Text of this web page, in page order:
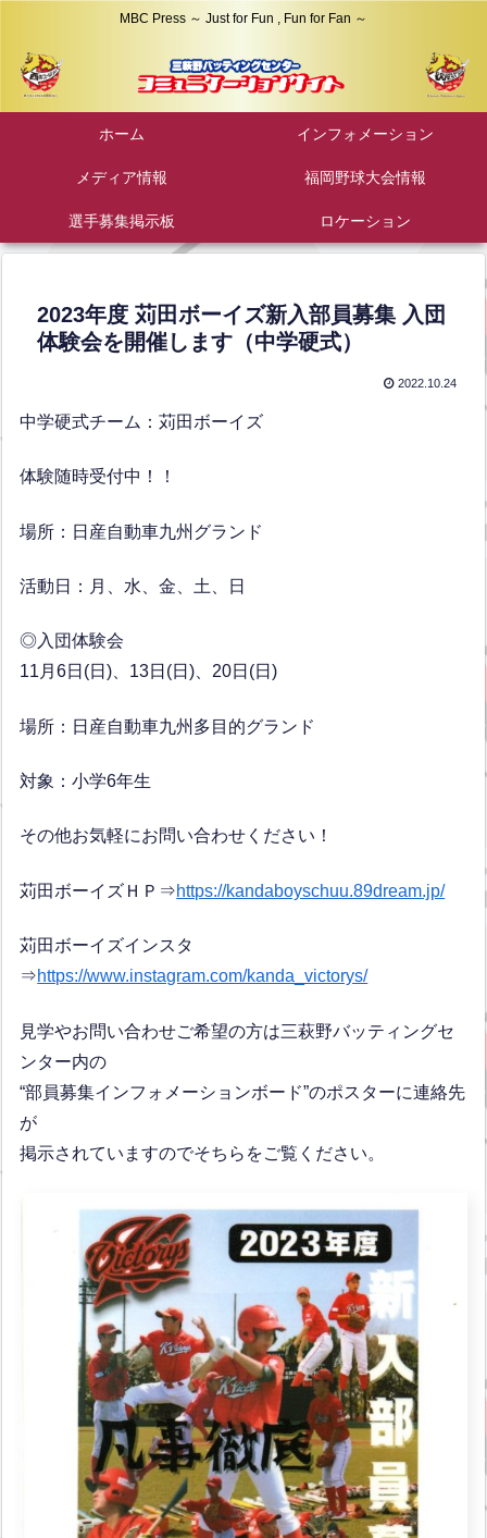
MBC Press ～ Just for Fun , Fun for Fan ～
ホーム インフォメーション
メディア情報 福岡野球大会情報
選手募集掲示板 ロケーション
2023年度 苅田ボーイズ新入部員募集 入団
体験会を開催します（中学硬式）
2022.10.24
中学硬式チーム：苅田ボーイズ
体験随時受付中！！
場所：日産自動車九州グランド
活動日：月、水、金、土、日
◎入団体験会
11月6日(日)、13日(日)、20日(日)
場所：日産自動車九州多目的グランド
対象：小学6年生
その他お気軽にお問い合わせください！
苅田ボーイズＨＰ⇒https://kandaboyschuu.89dream.jp/
苅田ボーイズインスタ
⇒https://www.instagram.com/kanda_victorys/
見学やお問い合わせご希望の方は三萩野バッティングセ
ンター内の
“部員募集インフォメーションボード”のポスターに連絡先
が
掲示されていますのでそちらをご覧ください。